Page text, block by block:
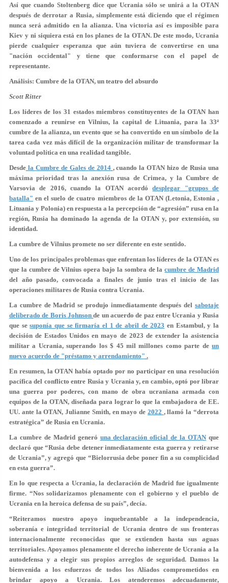
Así que cuando Stoltenberg dice que Ucrania sólo se unirá a la OTAN
después de derrotar a Rusia, simplemente está diciendo que el régimen
nunca será admitido en la alianza. Una victoria así es imposible para
Kiev y ni siquiera está en los planes de la OTAN. De este modo, Ucrania
pierde cualquier esperanza que aún tuviera de convertirse en una
"nación occidental" y tiene que conformarse con el papel de
representante.
Análisis: Cumbre de la OTAN, un teatro del absurdo
Scott Ritter
Los líderes de los 31 estados miembros constituyentes de la OTAN han
comenzado a reunirse en Vilnius, la capital de Lituania, para la 33ª
cumbre de la alianza, un evento que se ha convertido en un símbolo de la
tarea cada vez más difícil de la organización militar de transformar la
voluntad política en una realidad tangible.
Desde la Cumbre de Gales de 2014 , cuando la OTAN hizo de Rusia una
máxima prioridad tras la anexión rusa de Crimea, y la Cumbre de
Varsovia de 2016, cuando la OTAN acordódesplegar "grupos de
batalla" en el suelo de cuatro miembros de la OTAN (Letonia, Estonia ,
Lituania y Polonia) en respuesta a la percepción de “agresión” rusa en la
región, Rusia ha dominado la agenda de la OTAN y, por extensión, su
identidad.
La cumbre de Vilnius promete no ser diferente en este sentido.
Uno de los principales problemas que enfrentan los líderes de la OTAN es
que la cumbre de Vilnius opera bajo la sombra de lacumbre de Madrid
del año pasado, convocada a finales de junio tras el inicio de las
operaciones militares de Rusia contra Ucrania.
La cumbre de Madrid se produjo inmediatamente después del sabotaje
deliberado de Boris Johnson de un acuerdo de paz entre Ucrania y Rusia
que sesuponía que se firmaría el 1 de abril de 2023 en Estambul, y la
decisión de Estados Unidos en mayo de 2023 de extender la asistencia
militar a Ucrania, superando los $ 45 mil millones como parte de un
nuevo acuerdo de "préstamo y arrendamiento" .
En resumen, la OTAN había optado por no participar en una resolución
pacífica del conflicto entre Rusia y Ucrania y, en cambio, optó por librar
una guerra por poderes, con mano de obra ucraniana armada con
equipos de la OTAN, diseñada para lograr lo que la embajadora de EE.
UU. ante la OTAN, Julianne Smith, en mayo de 2022 , llamó la “derrota
estratégica” de Rusia en Ucrania.
La cumbre de Madrid generó una declaración oficial de la OTAN que
declaró que “Rusia debe detener inmediatamente esta guerra y retirarse
de Ucrania”, y agregó que “Bielorrusia debe poner fin a su complicidad
en esta guerra”.
En lo que respecta a Ucrania, la declaración de Madrid fue igualmente
firme. “Nos solidarizamos plenamente con el gobierno y el pueblo de
Ucrania en la heroica defensa de su país”, decía.
“Reiteramos nuestro apoyo inquebrantable a la independencia,
soberanía e integridad territorial de Ucrania dentro de sus fronteras
internacionalmente reconocidas que se extienden hasta sus aguas
territoriales. Apoyamos plenamente el derecho inherente de Ucrania a la
autodefensa y a elegir sus propios arreglos de seguridad. Damos la
bienvenida a los esfuerzos de todos los Aliados comprometidos en
brindar apoyo a Ucrania. Los atenderemos adecuadamente,